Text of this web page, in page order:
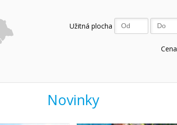
Užitná plocha
Cena
Novinky